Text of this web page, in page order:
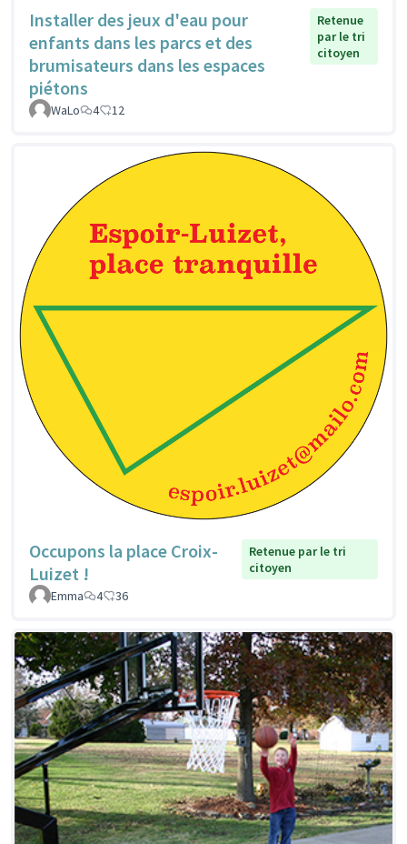
Installer des jeux d'eau pour
enfants dans les parcs et des
brumisateurs dans les espaces
piétons
Retenue
par le tri
citoyen
WaLo 4 12
Occupons la place Croix-
Luizet !
Retenue par le tri
citoyen
Emma
4 36